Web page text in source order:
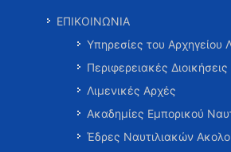
ΕΠΙΚΟΙΝΩΝΙΑ
Υπηρεσίες του Αρχηγείου
Περιφερειακές
Λιμενικές Αρχές
Ακαδημίες Εμπορικού
Έδρες Ναυτιλιακών